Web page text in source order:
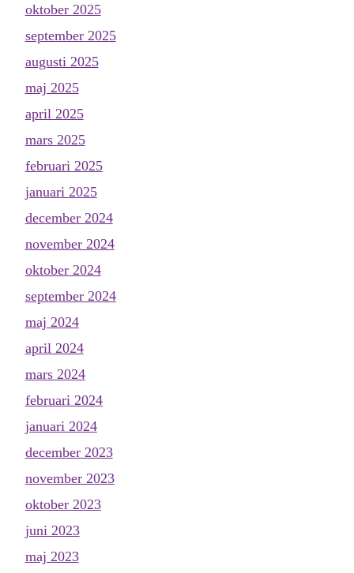
oktober 2025
september 2025
augusti 2025
maj 2025
april 2025
mars 2025
februari 2025
januari 2025
december 2024
november 2024
oktober 2024
september 2024
maj 2024
april 2024
mars 2024
februari 2024
januari 2024
december 2023
november 2023
oktober 2023
juni 2023
maj 2023